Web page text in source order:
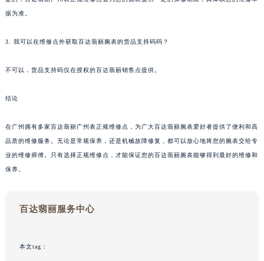
据为准。
3. 我可以在维修点外获取百达翡丽腕表的货品支持码吗？
不可以，货品支持码仅在授权的百达翡丽销售点提供。
结论
在广州拥有多家百达翡丽广州表正规维修点，为广大百达翡丽腕表爱好者提供了便利和高
品质的维修服务。无论是常规保养，还是机械故障修复，都可以放心地将您的腕表交给专
业的维修师傅。只有选择正规维修点，才能保证您的百达翡丽腕表能够得到最好的维修和
保养。
百达翡丽服务中心
本文tag：